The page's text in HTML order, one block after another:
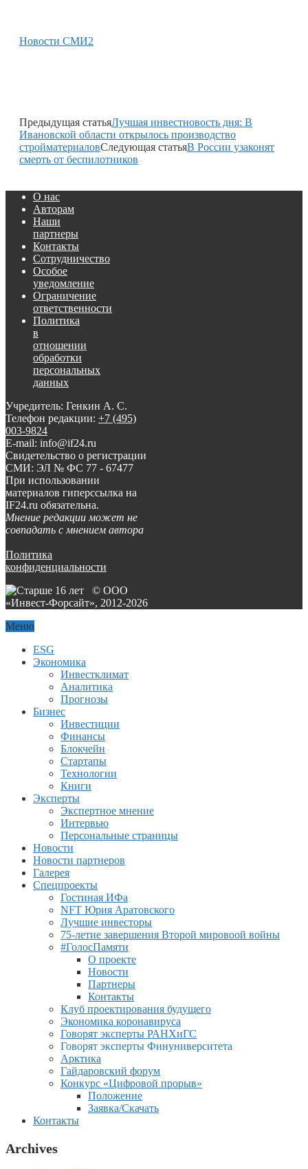
Новости СМИ2
Предыдущая статьяЛучшая инвестновость дня: В
Ивановской области открылось производство
стройматериаловСледующая статьяВ России узаконят
смерть от беспилотников
О нас
Авторам
Наши
партнеры
Контакты
Сотрудничество
Особое
уведомление
Ограничение
ответственности
Политика
в
отношении
обработки
персональных
данных
Учредитель: Генкин А. С.
Телефон редакции: +7 (495)
003-9824
E-mail: info@if24.ru
Свидетельство о регистрации
СМИ: ЭЛ № ФС 77 - 67477
При использовании
материалов гиперссылка на
IF24.ru обязательна.
Мнение редакции может не
совпадать с мнением автора
Политика
конфиденциальности
© ООО
«Инвест-Форсайт», 2012-2026
Меню
ESG
Экономика
Инвестклимат
Аналитика
Прогнозы
Бизнес
Инвестиции
Финансы
Блокчейн
Стартапы
Технологии
Книги
Эксперты
Экспертное мнение
Интервью
Персональные страницы
Новости
Новости партнеров
Галерея
Спецпроекты
Гостиная ИФа
NFT Юрия Аратовского
Лучшие инвесторы
75-летие завершения Второй мировоой войны
#ГолосПамяти
О проекте
Новости
Партнеры
Контакты
Клуб проектирования будущего
Экономика коронавируса
Говорят эксперты РАНХиГС
Говорят эксперты Финуниверситета
Арктика
Гайдаровский форум
Конкурс «Цифровой прорыв»
Положение
Заявка/Скачать
Контакты
Archives